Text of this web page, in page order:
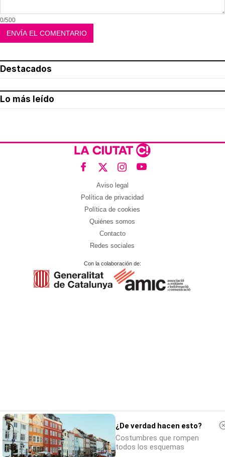
0/500
Destacados
Lo más leído
Aviso legal
Política de privacidad
Política de cookies
Quiénes somos
Contacto
Redes sociales
Con la colaboración de:
¿De verdad hacen esto?
Costumbres que rompen
todos los esquemas